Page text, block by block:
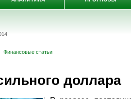
Финансовые статьи
доллара